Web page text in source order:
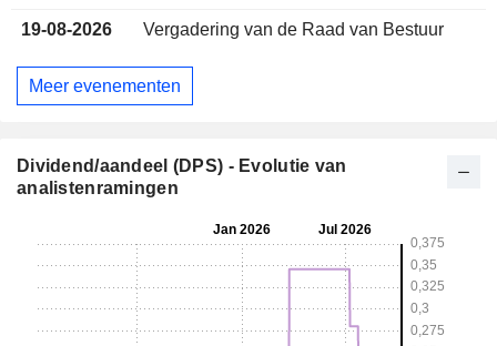
19-08-2026 Vergadering van de Raad van Bestuur
Meer evenementen
Dividend/aandeel (DPS) - Evolutie van
analistenramingen